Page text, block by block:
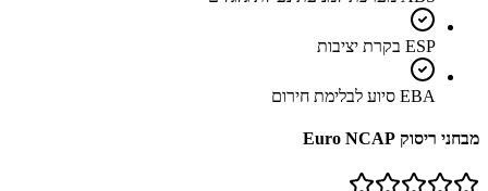
ESP בקרת יציבות
EBA סיוע לבלימת חירום
מבחני ריסוק Euro NCAP